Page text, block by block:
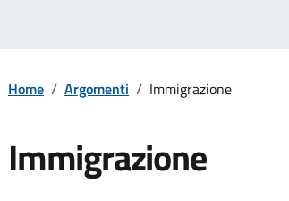
Home / Argomenti / Immigrazione
Immigrazione